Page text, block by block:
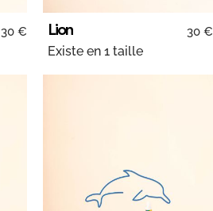
30 € Lion 30 €
Existe en 1 taille